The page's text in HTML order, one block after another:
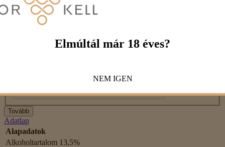
Véleménye
Megjegyzés:HTML-kód használata nem engedélyezett!
Tovább
Adatlap
Alapadatok
Alkoholtartalom 13,5%
Elmúltál már 18 éves?
NEM IGEN